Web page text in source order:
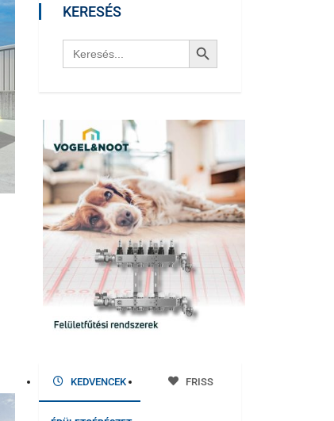
KERESÉS
Search
for:
Search Button
KEDVENCEK FRISS